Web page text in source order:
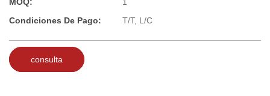
MOQ:
1
Condiciones De Pago:
T/T, L/C
consulta